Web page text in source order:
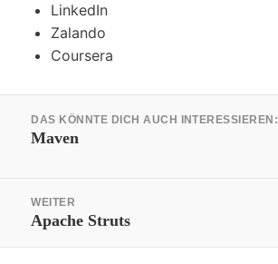
LinkedIn
Zalando
Coursera
Navigation
DAS KÖNNTE DICH AUCH INTERESSIEREN:
Vorheriger
Maven
WEITER
Nächster
Apache Struts